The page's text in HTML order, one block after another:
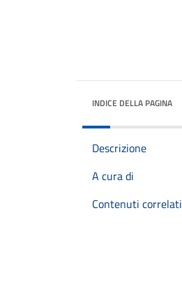
INDICE DELLA PAGINA
Descrizione
A cura di
Contenuti correlati